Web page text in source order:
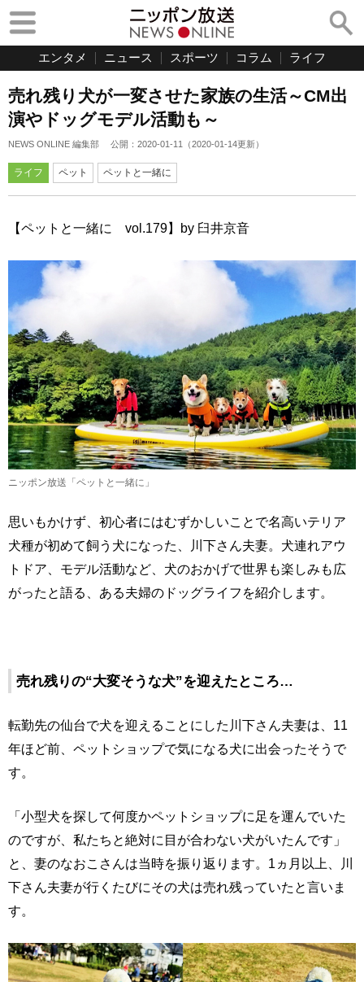
エンタメ ニュース スポーツ コラム ライフ
売れ残り犬が一変させた家族の生活～CM出
演やドッグモデル活動も～
NEWS ONLINE 編集部 公開： 2020-01-11 （2020-01-14更新）
ライフ ペット ペットと一緒に
【ペットと一緒に vol.179】by 臼井京音
ニッポン放送「ペットと一緒に」
思いもかけず、初心者にはむずかしいことで名高いテリア
犬種が初めて飼う犬になった、川下さん夫妻。犬連れアウ
トドア、モデル活動など、犬のおかげで世界も楽しみも広
がったと語る、ある夫婦のドッグライフを紹介します。
売れ残りの“大変そうな犬”を迎えたところ…
転勤先の仙台で犬を迎えることにした川下さん夫妻は、11
年ほど前、ペットショップで気になる犬に出会ったそうで
す。
「小型犬を探して何度かペットショップに足を運んでいた
のですが、私たちと絶対に目が合わない犬がいたんです」
と、妻のなおこさんは当時を振り返ります。1ヵ月以上、川
下さん夫妻が行くたびにその犬は売れ残っていたと言いま
す。